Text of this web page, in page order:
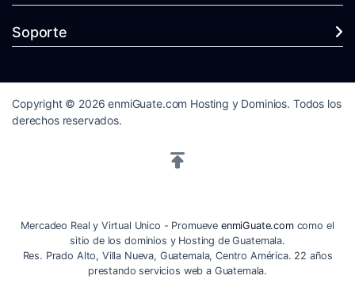
Soporte
Copyright © 2026 enmiGuate.com Hosting y Dominios. Todos los
derechos reservados.
Mercadeo Real y Virtual Unico - Promueve enmiGuate.comcomo el
sitio de los dominios y Hosting de Guatemala.
Res. Prado Alto, Villa Nueva, Guatemala, Centro América. 22 años
prestando servicios web a Guatemala.